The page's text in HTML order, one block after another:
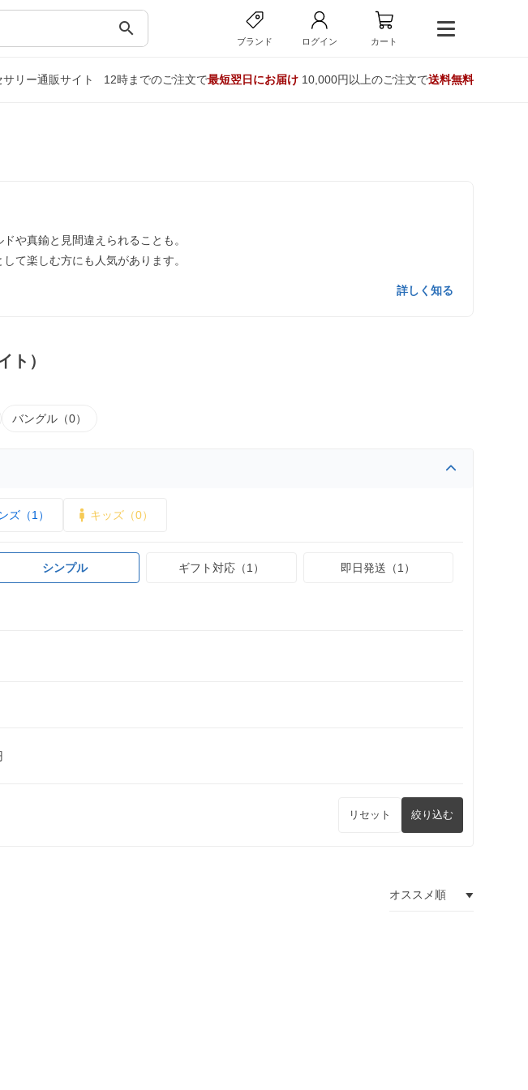
search
ブランド ログイン カート
リー通販サイト 12時までのご注文で最短翌日にお届け10,000円以上のご注文で送料無料
や真鍮と見間違えられることも。
て楽しむ方にも人気があります。
詳しく知る
ト）
バングル（0）
ズ（1） キッズ（0）
シンプル ギフト対応（1） 即日発送（1）
リセット 絞り込む